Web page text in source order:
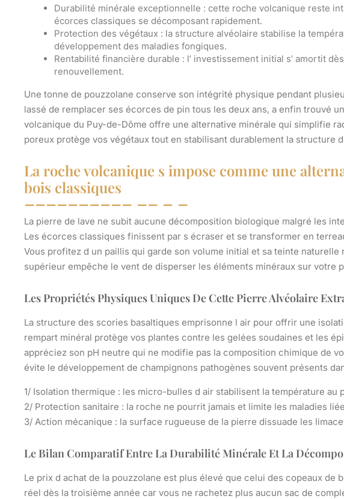
Durabilité minérale exceptionnelle : cette roche volcanique reste
écorces classiques se décomposant rapidement.
Protection des végétaux : la structure alvéolaire stabilise la
développement des maladies fongiques.
Rentabilité financière durable : l’ investissement initial s’ amortit
renouvellement.
Une tonne de pouzzolane conserve son intégrité physique pendant
lassé de remplacer ses écorces de pin tous les deux ans, a enfin trouvé
volcanique du Puy-de-Dôme offre une alternative minérale qui simplifie
poreux protège vos végétaux tout en stabilisant durablement la structure
La roche volcanique s impose comme une
bois classiques
La pierre de lave ne subit aucune décomposition biologique malgré les
Les écorces classiques finissent par s écraser et se transformer en
Vous profitez d un paillis qui garde son volume initial et sa teinte
supérieur empêche le vent de disperser les éléments minéraux sur votre
Les Propriétés Physiques Uniques De Cette Pierre Alvéolaire
La structure des scories basaltiques emprisonne l air pour offrir une
rempart minéral protège vos plantes contre les gelées soudaines et les
appréciez son pH neutre qui ne modifie pas la composition chimique de
évite le développement de champignons pathogènes souvent présents
1/ Isolation thermique : les micro-bulles d air stabilisent la température au
2/ Protection sanitaire : la roche ne pourrit jamais et limite les maladies
3/ Action mécanique : la surface rugueuse de la pierre dissuade les
Le Bilan Comparatif Entre La Durabilité Minérale Et La
Le prix d achat de la pouzzolane est plus élevé que celui des copeaux de
réel dès la troisième année car vous ne rachetez plus aucun sac de